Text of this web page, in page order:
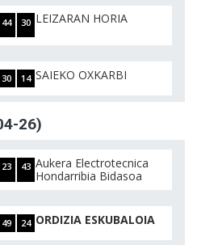
44 30 LEIZARAN HORIA
30 14 SAIEKO OXKARBI
26)
23 43 Aukera Electrotecnica
Hondarribia Bidasoa
49 24 ORDIZIA ESKUBALOIA